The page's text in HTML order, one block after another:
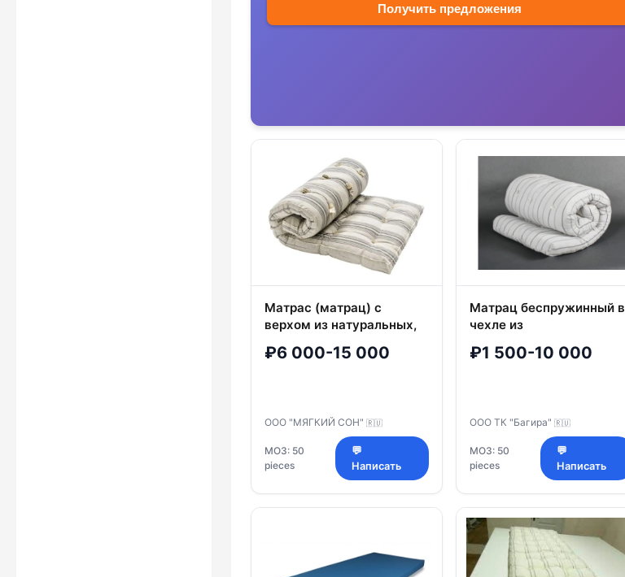
Получить предложения
Матрас (матрац) с
верхом из натуральных,
тканей с наполнителем из
₽6 000-15 000
ООО "МЯГКИЙ СОН" 🇷🇺
МОЗ: 50
pieces
💬
Написать
Матрац беспружинный в
чехле из
тканей с наполнителем
₽1 500-10 000
ООО ТК "Багира" 🇷🇺
МОЗ: 50
pieces
💬
Написать